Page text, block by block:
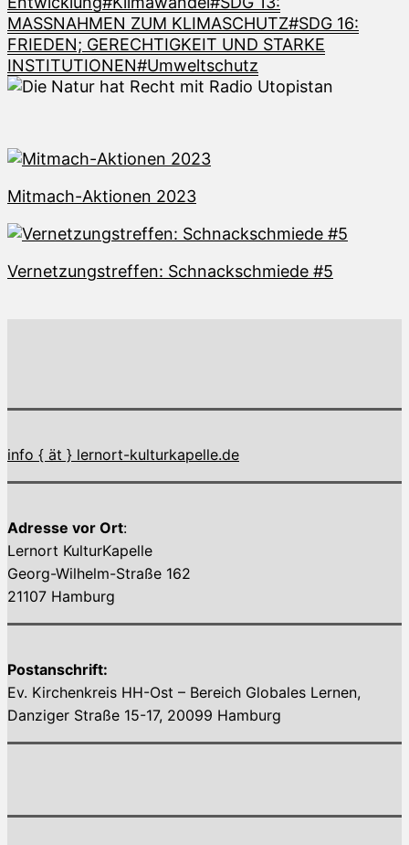
MASSNAHMEN ZUM KLIMASCHUTZ#SDG 16:
FRIEDEN; GERECHTIGKEIT UND STARKE
INSTITUTIONEN#Umweltschutz
Mitmach-Aktionen 2023
Vernetzungstreffen: Schnackschmiede #5
info { ät } lernort-kulturkapelle.de
Adresse vor Ort:
Lernort KulturKapelle
Georg-Wilhelm-Straße 162
21107 Hamburg
Postanschrift:
Ev. Kirchenkreis HH-Ost – Bereich Globales Lernen,
Danziger Straße 15-17, 20099 Hamburg